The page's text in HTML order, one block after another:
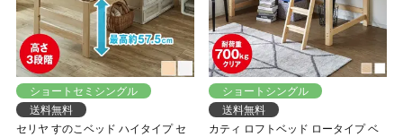
ショートセミシングル
送料無料
セリヤ すのこベッド ハイタイプ セ
ショートシングル
送料無料
カティ ロフトベッド ロータイプ ベ